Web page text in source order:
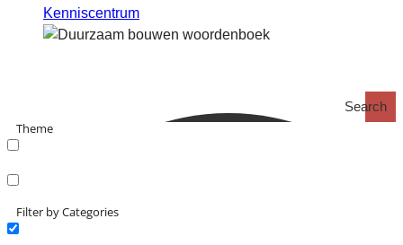
Kenniscentrum
Search
Theme
Filter by Categories